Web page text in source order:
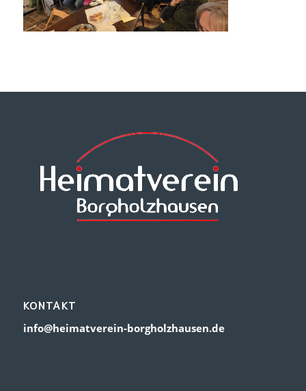
KONTAKT
info@heimatverein-borgholzhausen.de